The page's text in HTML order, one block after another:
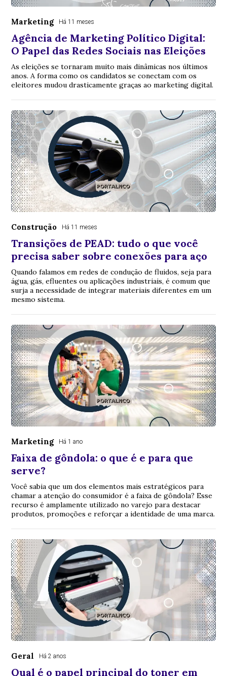
Marketing Há 11 meses
Agência de Marketing Político Digital:
O Papel das Redes Sociais nas Eleições
As eleições se tornaram muito mais dinâmicas nos últimos
anos. A forma como os candidatos se conectam com os
eleitores mudou drasticamente graças ao marketing digital.
Construção Há 11 meses
Transições de PEAD: tudo o que você
precisa saber sobre conexões para aço
Quando falamos em redes de condução de fluidos, seja para
água, gás, efluentes ou aplicações industriais, é comum que
surja a necessidade de integrar materiais diferentes em um
mesmo sistema.
Marketing Há 1 ano
Faixa de gôndola: o que é e para que
serve?
Você sabia que um dos elementos mais estratégicos para
chamar a atenção do consumidor é a faixa de gôndola? Esse
recurso é amplamente utilizado no varejo para destacar
produtos, promoções e reforçar a identidade de uma marca.
Geral Há 2 anos
Qual é o papel principal do toner em